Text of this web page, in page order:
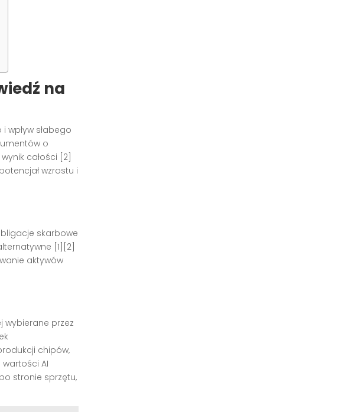
na
wpływ słabego
o
całości [2]
wzrostu i
skarbowe
[1][2]
aktywów
wybierane przez
chipów,
AI
stronie sprzętu,